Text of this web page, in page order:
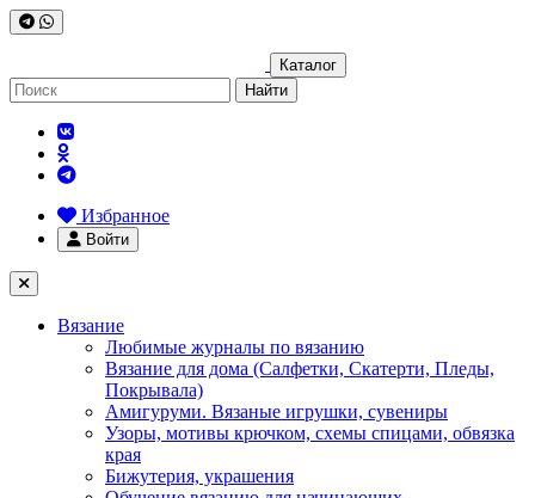
Каталог
Найти
Избранное
Войти
Вязание
Любимые журналы по вязанию
Вязание для дома (Салфетки, Скатерти, Пледы,
Покрывала)
Амигуруми. Вязаные игрушки, сувениры
Узоры, мотивы крючком, схемы спицами, обвязка
края
Бижутерия, украшения